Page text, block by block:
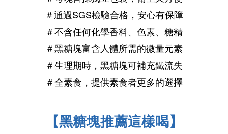
＃通過SGS檢驗合格，安心有保障
＃不含任何化學香料、色素、糖精
＃黑糖塊富含人體所需的微量元素
＃生理期時，黑糖塊可補充鐵流失
＃全素食，提供素食者更多的選擇
【黑糖塊推薦這樣喝】